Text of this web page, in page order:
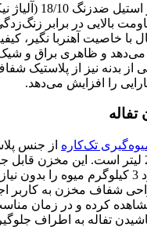
بالایی در برابر
با خاصیت آهنربا نگیر،
می‌دهد و ظاهری براق و
بدنه نیز از پلاستیک
را افزایش می‌دهد.
تک‌کاره از جنس
مقاوم با ظرفیت 2 لیتر است. این مخزن
امکان آبگیری حدود 3 کیلوگرم میوه را
شفاف مخزن به کاربر
کرده و در زمان
تفاله به اطراف